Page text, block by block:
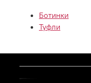
Ботинки
Туфли